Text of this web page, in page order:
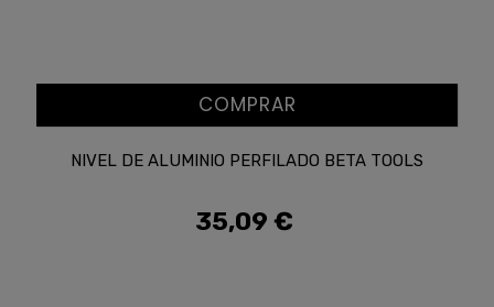
COMPRAR
NIVEL DE ALUMINIO PERFILADO BETA TOOLS
Precio
35,09 €